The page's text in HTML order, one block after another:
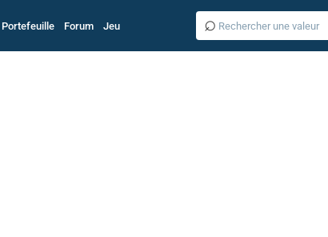
Portefeuille Forum Jeu ⌕